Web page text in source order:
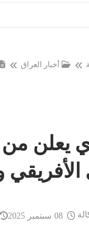
أخبار العراق
يعلن